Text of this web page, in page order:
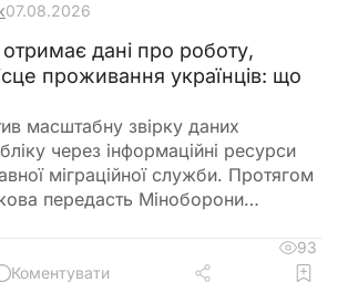
07.08.2026
дані про роботу,
проживання українців: що
масштабну звірку даних
через інформаційні ресурси
міграційної служби. Протягом
передасть Міноборони
відомості про місце роботи,
дані. Паралельно ДМС
93
Коментувати